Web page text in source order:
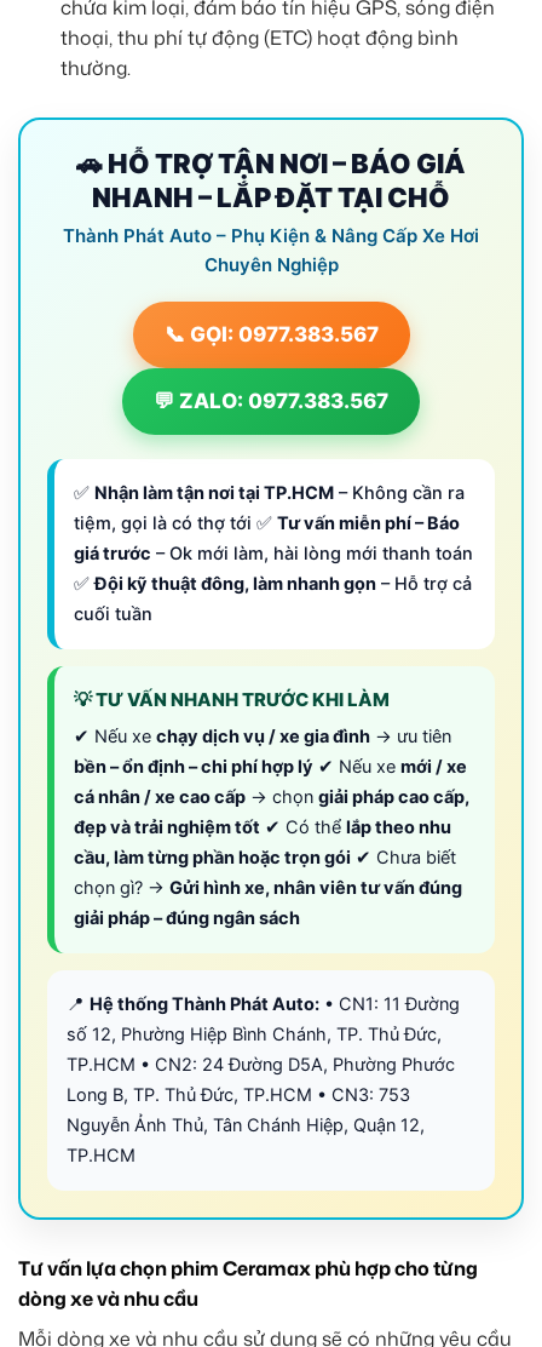
chứa kim loại, đảm bảo tín hiệu GPS, sóng điện
thoại, thu phí tự động (ETC) hoạt động bình
thường.
🚗 HỖ TRỢ TẬN NƠI – BÁO GIÁ
NHANH – LẮP ĐẶT TẠI CHỖ
Thành Phát Auto – Phụ Kiện & Nâng Cấp Xe Hơi
Chuyên Nghiệp
📞 GỌI: 0977.383.567
💬 ZALO: 0977.383.567
✅ Nhận làm tận nơi tại TP.HCM – Không cần ra
tiệm, gọi là có thợ tới ✅ Tư vấn miễn phí – Báo
giá trước – Ok mới làm, hài lòng mới thanh toán
✅Đội kỹ thuật đông, làm nhanh gọn – Hỗ trợ cả
cuối tuần
💡 TƯ VẤN NHANH TRƯỚC KHI LÀM
✔ Nếu xe chạy dịch vụ / xe gia đình → ưu tiên
bền – ổn định – chi phí hợp lý ✔ Nếu xe mới / xe
cá nhân / xe cao cấp → chọn giải pháp cao cấp,
đẹp và trải nghiệm tốt ✔ Có thể lắp theo nhu
cầu, làm từng phần hoặc trọn gói ✔ Chưa biết
chọn gì? → Gửi hình xe, nhân viên tư vấn đúng
giải pháp – đúng ngân sách
📍 Hệ thống Thành Phát Auto: • CN1: 11 Đường
số 12, Phường Hiệp Bình Chánh, TP. Thủ Đức,
TP.HCM • CN2: 24 Đường D5A, Phường Phước
Long B, TP. Thủ Đức, TP.HCM • CN3: 753
Nguyễn Ảnh Thủ, Tân Chánh Hiệp, Quận 12,
TP.HCM
Tư vấn lựa chọn phim Ceramax phù hợp cho từng
dòng xe và nhu cầu
Mỗi dòng xe và nhu cầu sử dụng sẽ có những yêu cầu